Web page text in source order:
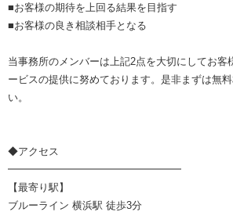
■お客様の期待を上回る結果を目指す
■お客様の良き相談相手となる
当事務所のメンバーは上記2点を大切にしてお客
ービスの提供に努めております。是非まずは無
い。
◆アクセス
━━━━━━━━━━━━━━━━━
【最寄り駅】
ブルーライン 横浜駅 徒歩3分